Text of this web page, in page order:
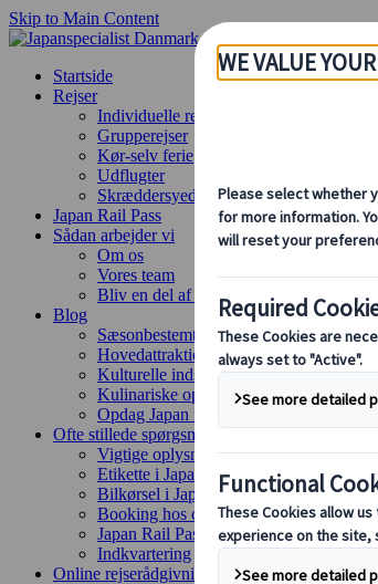
Skip to Main Content
Startside
Rejser
Individuelle rejser
Grupperejser
Kør-selv ferie
Udflugter
Skræddersyede grupperejser
Japan Rail Pass
Sådan arbejder vi
Om os
Vores team
Bliv en del af vores team
Blog
Sæsonbestemte rejsetips
Hovedattraktioner
Kulturelle indsigter
Kulinariske oplevelser
Opdag Japan i tog
Ofte stillede spørgsmål
Vigtige oplysninger
Etikette i Japan
Bilkørsel i Japan
Booking hos os
Japan Rail Pass
Indkvartering
Online rejserådgivning